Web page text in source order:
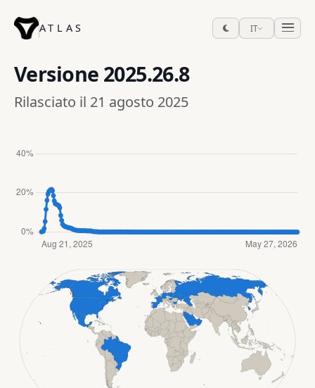
ATLAS IT
Versione 2025.26.8
Rilasciato il 21 agosto 2025